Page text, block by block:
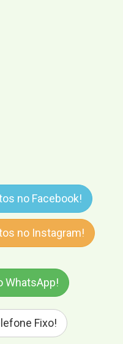
no Facebook!
no Instagram!
WhatsApp!
Fixo!